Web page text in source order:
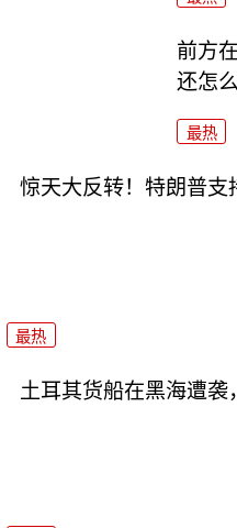
前方
还怎
最热
惊天大反转！特朗普支
最热
土耳其货船在黑海遭袭